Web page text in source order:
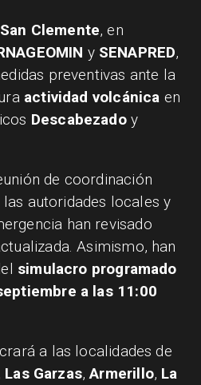
Clemente, en
y SENAPRED,
preventivas ante la
actividad volcánica en
Descabezadoy
de coordinación
las autoridades locales y
han revisado
Asimismo, han
simulacro programado
a las 11:00
a las localidades de
Las Garzas,Armerillo, La